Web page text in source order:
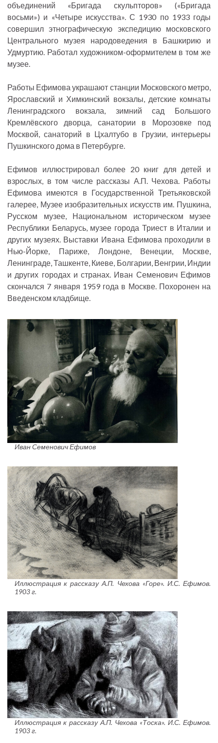
объединений «Бригада скульпторов» («Бригада
восьми») и «Четыре искусства». С 1930 по 1933 годы
совершил этнографическую экспедицию московского
Центрального музея народоведения в Башкирию и
Удмуртию. Работал художником-оформителем в том же
музее.
Работы Ефимова украшают станции Московского метро,
Ярославский и Химкинский вокзалы, детские комнаты
Ленинградского вокзала, зимний сад Большого
Кремлёвского дворца, санатории в Морозовке под
Москвой, санаторий в Цхалтубо в Грузии, интерьеры
Пушкинского дома в Петербурге.
Ефимов иллюстрировал более 20 книг для детей и
взрослых, в том числе рассказы А.П. Чехова. Работы
Ефимова имеются в Государственной Третьяковской
галерее, Музее изобразительных искусств им. Пушкина,
Русском музее, Национальном историческом музее
Республики Беларусь, музее города Триест в Италии и
других музеях. Выставки Ивана Ефимова проходили в
Нью-Йорке, Париже, Лондоне, Венеции, Москве,
Ленинграде, Ташкенте, Киеве, Болгарии, Венгрии, Индии
и других городах и странах. Иван Семенович Ефимов
скончался 7 января 1959 года в Москве. Похоронен на
Введенском кладбище.
Иван Семенович Ефимов
Иллюстрация к рассказу А.П. Чехова «Горе». И.С. Ефимов.
1903 г.
Иллюстрация к рассказу А.П. Чехова «Тоска». И.С. Ефимов.
1903 г.